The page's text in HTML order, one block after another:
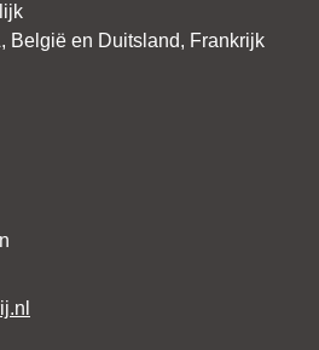
België en Duitsland, Frankrijk